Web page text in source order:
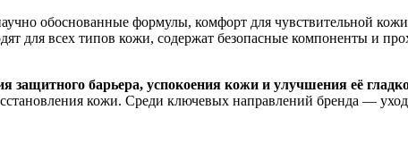
обоснованные формулы, комфорт для чувствительной кожи
для всех типов кожи, содержат безопасные компоненты и
защитного барьера, успокоения кожи и улучшения её
кожи. Среди ключевых направлений бренда —